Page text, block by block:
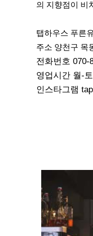
의 지향점이 비
탭하우스 푸른
주소 양천구 목
전화번호 070-
영업시간 월-
인스타그램